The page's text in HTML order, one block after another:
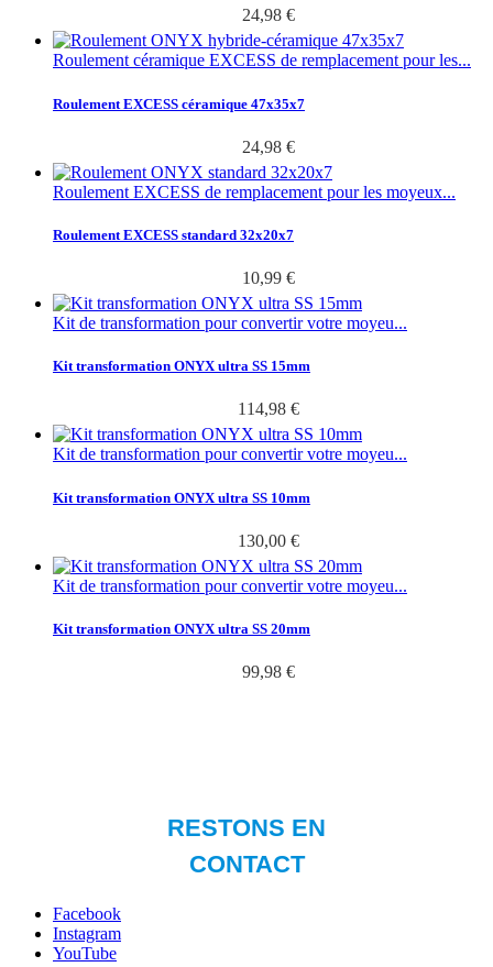
24,98 €
Roulement céramique EXCESS de remplacement pour les...
Roulement EXCESS céramique 47x35x7
24,98 €
Roulement EXCESS de remplacement pour les moyeux...
Roulement EXCESS standard 32x20x7
10,99 €
Kit de transformation pour convertir votre moyeu...
Kit transformation ONYX ultra SS 15mm
114,98 €
Kit de transformation pour convertir votre moyeu...
Kit transformation ONYX ultra SS 10mm
130,00 €
Kit de transformation pour convertir votre moyeu...
Kit transformation ONYX ultra SS 20mm
99,98 €
Facebook
Instagram
YouTube